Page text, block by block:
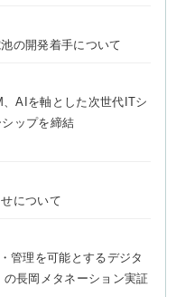
の開発着手について
AIを軸とした次世代ITシ
ップを締結
について
管理を可能とするデジタ
長岡メタネーション実証